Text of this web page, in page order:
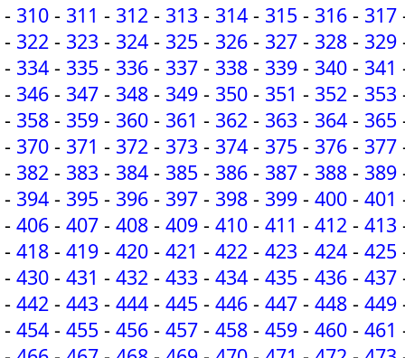
- 310 - 311 - 312 - 313 - 314 - 315 - 316 - 317
- 322 - 323 - 324 - 325 - 326 - 327 - 328 - 329
- 334 - 335 - 336 - 337 - 338 - 339 - 340 - 341
- 346 - 347 - 348 - 349 - 350 - 351 - 352 - 353
- 358 - 359 - 360 - 361 - 362 - 363 - 364 - 365
- 370 - 371 - 372 - 373 - 374 - 375 - 376 - 377
- 382 - 383 - 384 - 385 - 386 - 387 - 388 - 389
- 394 - 395 - 396 - 397 - 398 - 399 - 400 - 401
- 406 - 407 - 408 - 409 - 410 - 411 - 412 - 413
- 418 - 419 - 420 - 421 - 422 - 423 - 424 - 425
- 430 - 431 - 432 - 433 - 434 - 435 - 436 - 437
- 442 - 443 - 444 - 445 - 446 - 447 - 448 - 449
- 454 - 455 - 456 - 457 - 458 - 459 - 460 - 461